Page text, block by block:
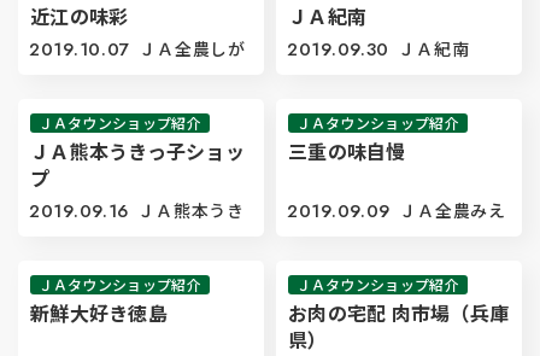
近江の味彩
2019.10.07 ＪＡ全農しが
ＪＡ紀南
2019.09.30 ＪＡ紀南
ＪＡタウンショップ紹介
ＪＡ熊本うきっ子ショッ
プ
2019.09.16 ＪＡ熊本うき
ＪＡタウンショップ紹介
三重の味自慢
2019.09.09 ＪＡ全農みえ
ＪＡタウンショップ紹介
新鮮大好き徳島
ＪＡタウンショップ紹介
お肉の宅配 肉市場（兵庫
県）